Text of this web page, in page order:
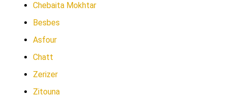
Chebaita Mokhtar
Besbes
Asfour
Chatt
Zerizer
Zitouna